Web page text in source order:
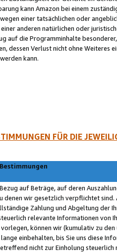
kann Amazon bei einem
einer tatsächlichen oder
anderen natürlichen oder
auf die Programminhalte
dessen Verlust nicht ohne Weiteres
kann.
FÜR DIE
auf Beträge, auf deren
denen wir gesetzlich verpflichtet
Zahlung und Abgeltung der
relevante Informationen von
können wir (kumulativ zu
einbehalten, bis Sie uns diese
nicht zur Einholung